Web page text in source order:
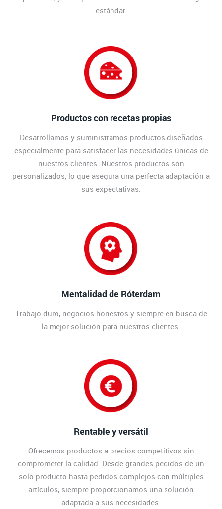
estándar.
Productos con recetas propias
Desarrollamos y suministramos productos diseñados
especialmente para satisfacer las necesidades únicas de
nuestros clientes. Nuestros productos son
personalizados, lo que asegura una perfecta adaptación a
sus expectativas.
Mentalidad de Róterdam
Trabajo duro, negocios honestos y siempre en busca de
la mejor solución para nuestros clientes.
Rentable y versátil
Ofrecemos productos a precios competitivos sin
comprometer la calidad. Desde grandes pedidos de un
solo producto hasta pedidos complejos con múltiples
artículos, siempre proporcionamos una solución
adaptada a sus necesidades.